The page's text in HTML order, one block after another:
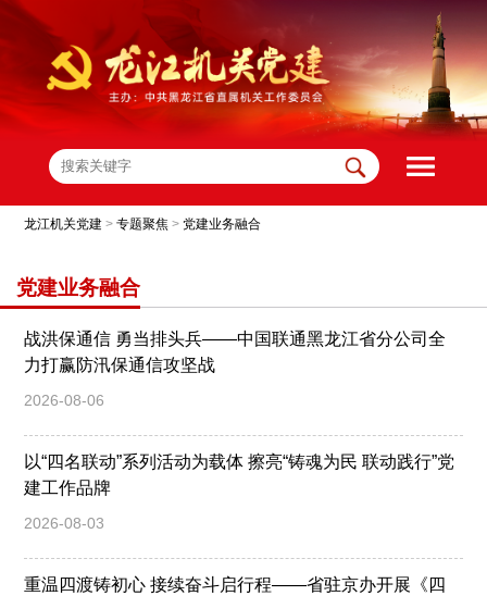
龙江机关党建 >专题聚焦 >党建业务融合
党建业务融合
战洪保通信 勇当排头兵——中国联通黑龙江省分公司全
力打赢防汛保通信攻坚战
2026-08-06
以“四名联动”系列活动为载体 擦亮“铸魂为民 联动践行”党
建工作品牌
2026-08-03
重温四渡铸初心 接续奋斗启行程——省驻京办开展《四